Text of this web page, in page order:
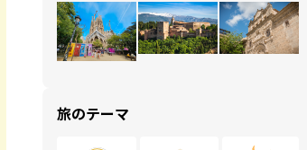
旅のテーマ